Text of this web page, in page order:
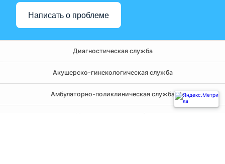
Написать о проблеме
Диагностическая служба
Акушерско-гинекологическая служба
Амбулаторно-поликлиническая служба
Хирургическая служба